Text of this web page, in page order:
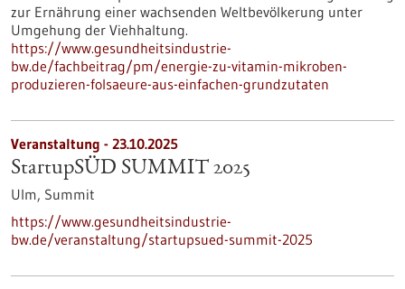
zur Ernährung einer wachsenden Weltbevölkerung unter
Umgehung der Viehhaltung.
https://www.gesundheitsindustrie-
bw.de/fachbeitrag/pm/energie-zu-vitamin-mikroben-
produzieren-folsaeure-aus-einfachen-grundzutaten
Veranstaltung - 23.10.2025
StartupSÜD SUMMIT 2025
Ulm, Summit
https://www.gesundheitsindustrie-
bw.de/veranstaltung/startupsued-summit-2025